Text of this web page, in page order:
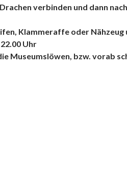
verbinden und dann
Klammeraffe oder Nähzeug
Uhr
Museumslöwen, bzw. vorab